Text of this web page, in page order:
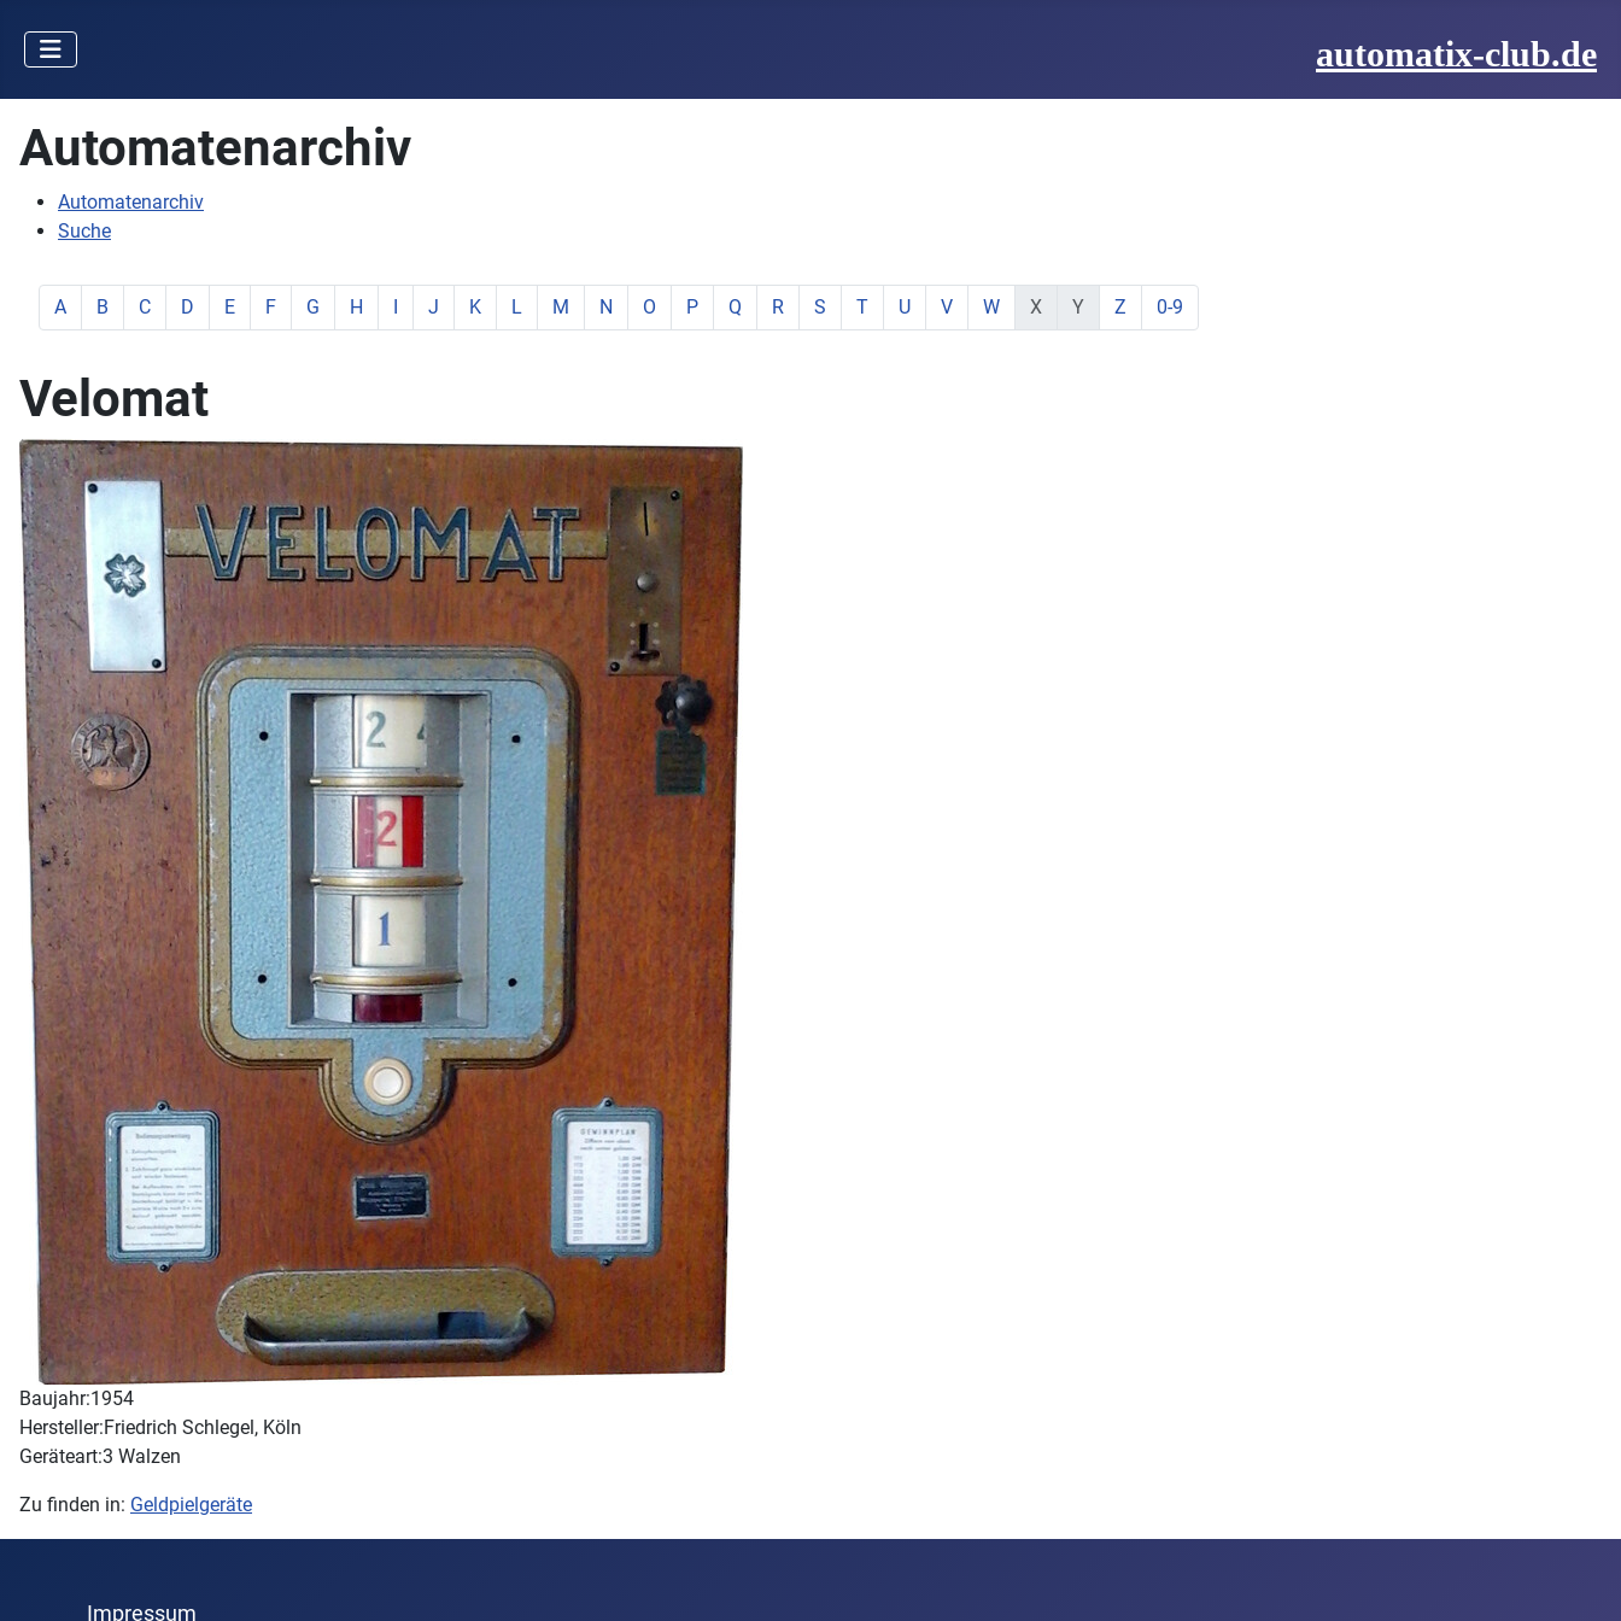
automatix-club.de
Automatenarchiv
Automatenarchiv
Suche
zeige Elemente mit Buchstabe:
A zeige Elemente mit Buchstabe:
B zeige Elemente mit Buchstabe:
C zeige Elemente mit Buchstabe:
D zeige Elemente mit Buchstabe:
E zeige Elemente mit Buchstabe:
F zeige Elemente mit Buchstabe:
G zeige Elemente mit Buchstabe:
H zeige Elemente mit Buchstabe:
I zeige Elemente mit Buchstabe:
J zeige Elemente mit Buchstabe:
K zeige Elemente mit Buchstabe:
L zeige Elemente mit Buchstabe:
M zeige Elemente mit Buchstabe:
N zeige Elemente mit Buchstabe:
O zeige Elemente mit Buchstabe:
P zeige Elemente mit Buchstabe:
Q zeige Elemente mit Buchstabe:
R zeige Elemente mit Buchstabe:
S zeige Elemente mit Buchstabe:
T zeige Elemente mit Buchstabe:
U zeige Elemente mit Buchstabe:
V zeige Elemente mit Buchstabe:
W keine Elemente mit Buchstabe:
X keine Elemente mit Buchstabe:
Y zeige Elemente mit Buchstabe:
Z zeige Elemente mit Buchstabe:
0-9
Velomat
Baujahr:1954
Hersteller:Friedrich Schlegel, Köln
Geräteart:3 Walzen
Zu finden in: Geldpielgeräte
Impressum